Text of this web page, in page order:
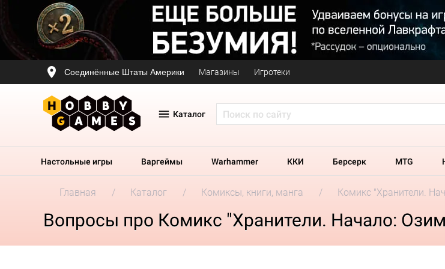
Соединённые Штаты Америки Магазины Игротеки
Каталог
Настольные игры Варгеймы Warhammer ККИ Берсерк MTG
Главная Каталог Комиксы, книги, манга Комикс "Хранители.
Вопросы про Комикс "Хранители. Начало: